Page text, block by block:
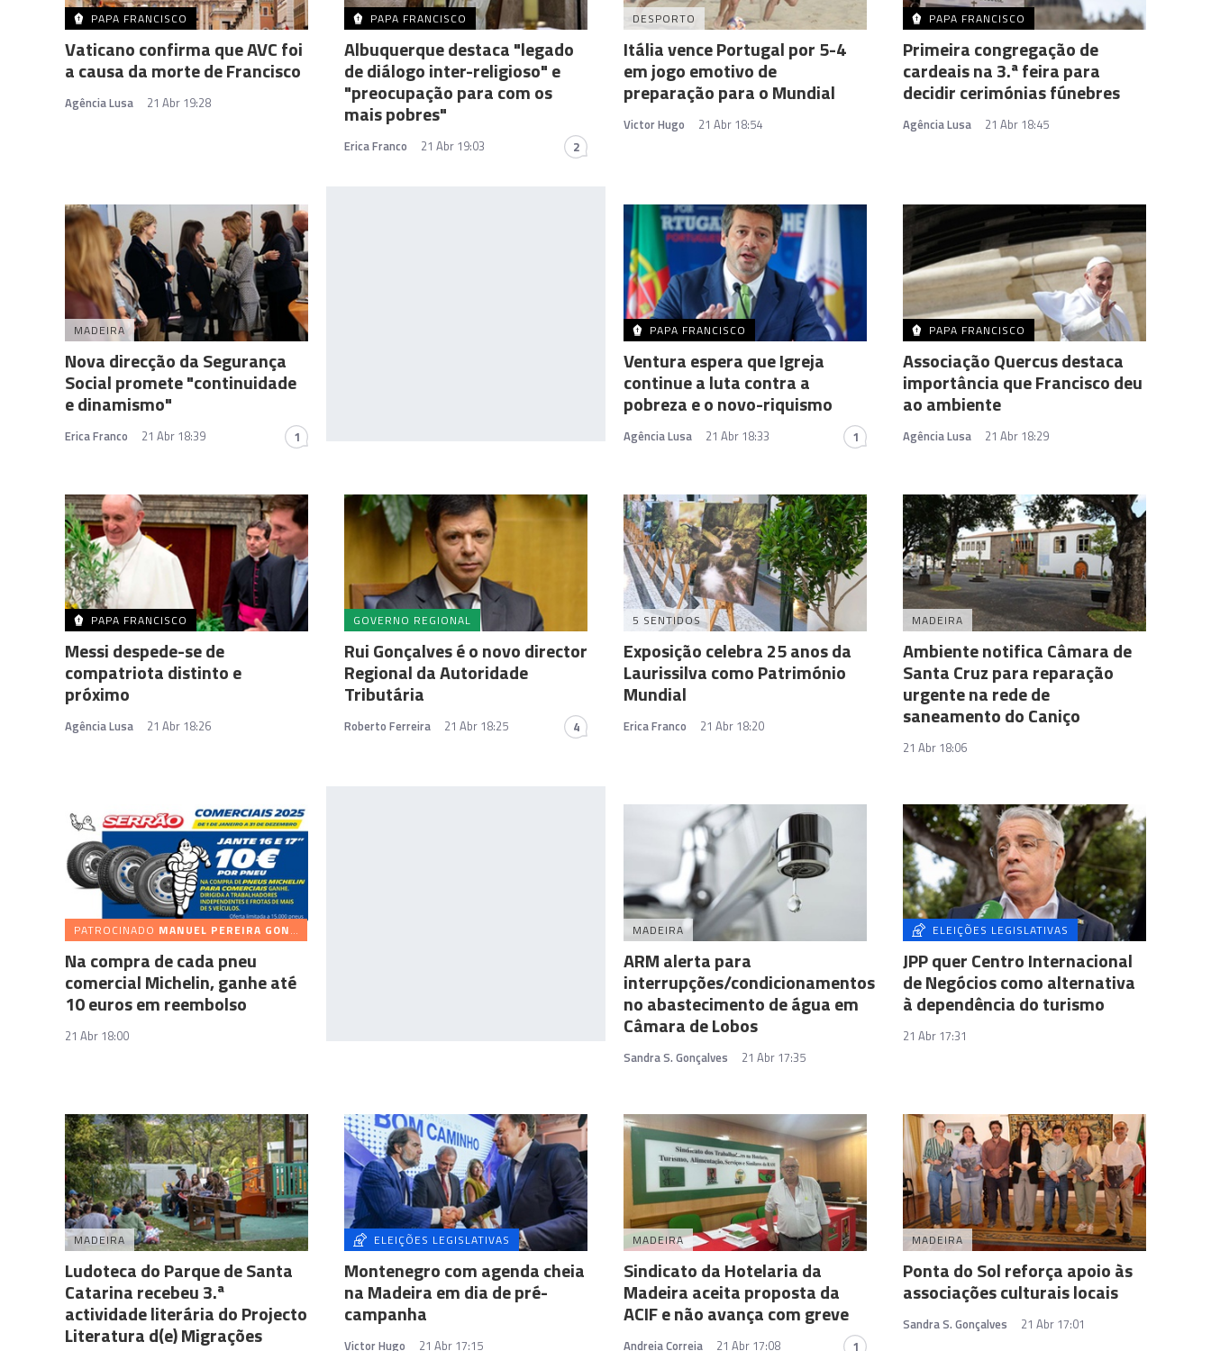
PAPA FRANCISCO
Vaticano confirma que AVC foi
a causa da morte de Francisco
Agência Lusa 21 Abr 19:28
PAPA FRANCISCO
Albuquerque destaca "legado
de diálogo inter-religioso" e
"preocupação para com os
mais pobres"
Erica Franco 21 Abr 19:03 2
DESPORTO
Itália vence Portugal por 5-4
em jogo emotivo de
preparação para o Mundial
Victor Hugo 21 Abr 18:54
PAPA FRANCISCO
Primeira congregação de
cardeais na 3.ª feira para
decidir cerimónias fúnebres
Agência Lusa 21 Abr 18:45
MADEIRA
Nova direcção da Segurança
Social promete "continuidade
e dinamismo"
Erica Franco 21 Abr 18:39 1
PAPA FRANCISCO
Ventura espera que Igreja
continue a luta contra a
pobreza e o novo-riquismo
Agência Lusa 21 Abr 18:33 1
PAPA FRANCISCO
Associação Quercus destaca
importância que Francisco deu
ao ambiente
Agência Lusa 21 Abr 18:29
PAPA FRANCISCO
Messi despede-se de
compatriota distinto e
próximo
Agência Lusa 21 Abr 18:26
GOVERNO REGIONAL
Rui Gonçalves é o novo director
Regional da Autoridade
Tributária
Roberto Ferreira 21 Abr 18:25 4
5 SENTIDOS
Exposição celebra 25 anos da
Laurissilva como Património
Mundial
Erica Franco 21 Abr 18:20
MADEIRA
Ambiente notifica Câmara de
Santa Cruz para reparação
urgente na rede de
saneamento do Caniço
21 Abr 18:06
PATROCINADO MANUEL PEREIRA GONÇALVES (SERRÃO) & FILHOS
Na compra de cada pneu
comercial Michelin, ganhe até
10 euros em reembolso
21 Abr 18:00
MADEIRA
ARM alerta para
interrupções/condicionamentos
no abastecimento de água em
Câmara de Lobos
Sandra S. Gonçalves 21 Abr 17:35
ELEIÇÕES LEGISLATIVAS
JPP quer Centro Internacional
de Negócios como alternativa
à dependência do turismo
21 Abr 17:31
MADEIRA
Ludoteca do Parque de Santa
Catarina recebeu 3.ª
actividade literária do Projecto
Literatura d(e) Migrações
ELEIÇÕES LEGISLATIVAS
Montenegro com agenda cheia
na Madeira em dia de pré-
campanha
Victor Hugo 21 Abr 17:15
MADEIRA
Sindicato da Hotelaria da
Madeira aceita proposta da
ACIF e não avança com greve
Andreia Correia 21 Abr 17:08 1
MADEIRA
Ponta do Sol reforça apoio às
associações culturais locais
Sandra S. Gonçalves 21 Abr 17:01